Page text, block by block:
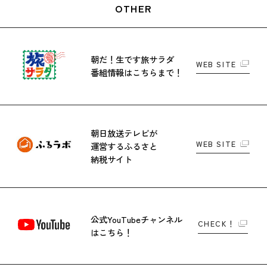
OTHER
朝だ！生です旅サラダ
番組情報はこちらまで！
WEB SITE
朝日放送テレビが
運営するふるさと
納税サイト
WEB SITE
公式YouTubeチャンネル
はこちら！
CHECK！